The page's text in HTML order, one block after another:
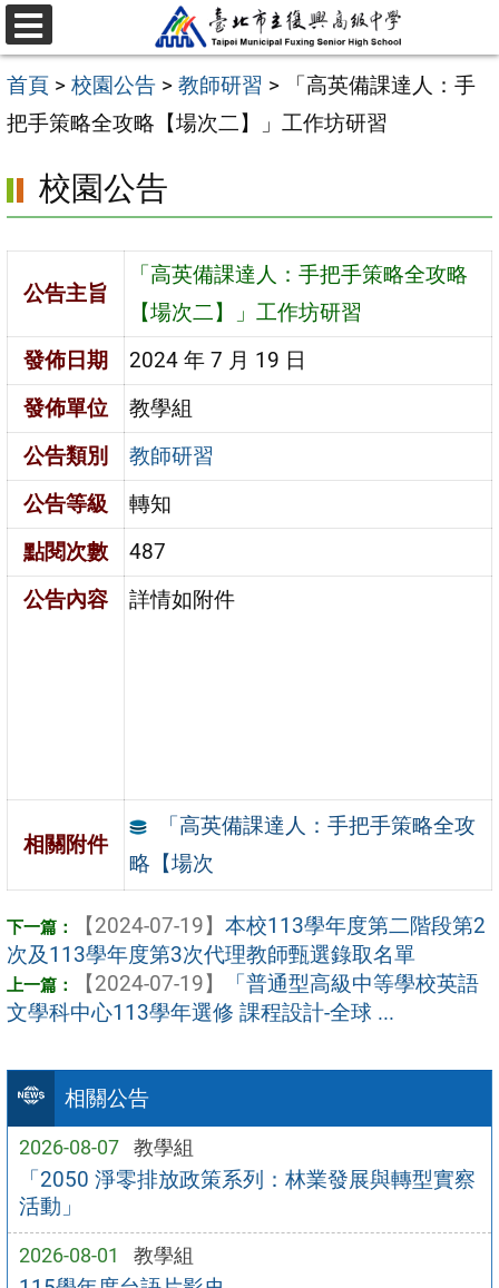
跳
至
主
要
容
區
選
單
首頁 > 校園公告 > 教師研習 >
「高英備課達人：手
把手策略全攻略【場次二】」工作坊研習
相關公告
2026-08-07 教學組
「2050 淨零排放政策系列：林業發展與轉型實察
活動」
2026-08-01 教學組
校園公告
公告主旨
「高英備課達人：手把手策略全攻略
【場次二】」工作坊研習
發佈日期
2024 年 7 月 19 日
發佈單位
教學組
公告類別
教師研習
公告等級
轉知
點閱次數
487
公告內容
詳情如附件
相關附件
「高英備課達人：手把手策略全攻
略【場次
【2024-07-19】 本校113學年度第二階段第2
次及113學年度第3次代理教師甄選錄取名單
【2024-07-19】
「普通型高級中等學校英語
文學科中心113學年選修 課程設計-全球 ...